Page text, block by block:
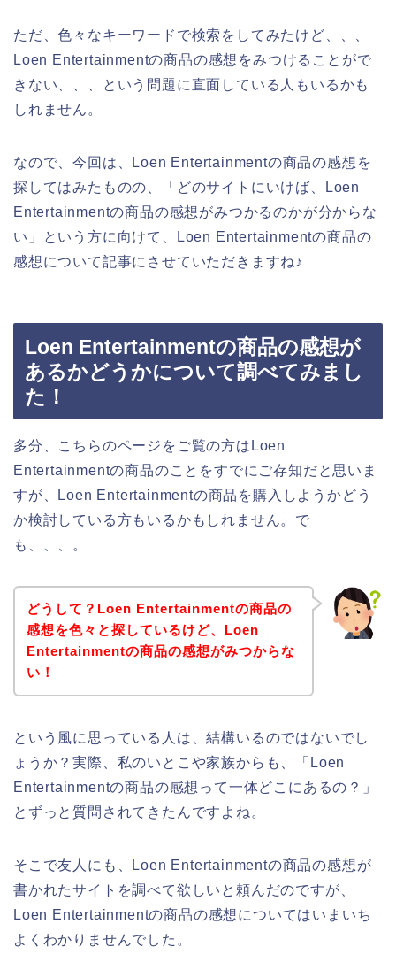
ただ、色々なキーワードで検索をしてみたけど、、、
Loen Entertainmentの商品の感想をみつけることがで
きない、、、という問題に直面している人もいるかも
しれません。
なので、今回は、Loen Entertainmentの商品の感想を
探してはみたものの、「どのサイトにいけば、Loen
Entertainmentの商品の感想がみつかるのかが分からな
い」という方に向けて、Loen Entertainmentの商品の
感想について記事にさせていただきますね♪
Loen Entertainmentの商品の感想が
あるかどうかについて調べてみまし
た！
多分、こちらのページをご覧の方はLoen
Entertainmentの商品のことをすでにご存知だと思いま
すが、Loen Entertainmentの商品を購入しようかどう
か検討している方もいるかもしれません。で
も、、、。
どうして？Loen Entertainmentの商品の
感想を色々と探しているけど、Loen
Entertainmentの商品の感想がみつからな
い！
という風に思っている人は、結構いるのではないでし
ょうか？実際、私のいとこや家族からも、「Loen
Entertainmentの商品の感想って一体どこにあるの？」
とずっと質問されてきたんですよね。
そこで友人にも、Loen Entertainmentの商品の感想が
書かれたサイトを調べて欲しいと頼んだのですが、
Loen Entertainmentの商品の感想についてはいまいち
よくわかりませんでした。